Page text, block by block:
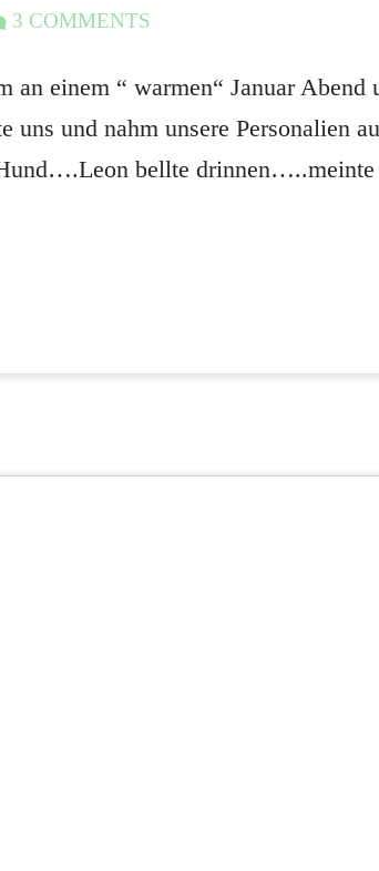
3 COMMENTS
an einem “ warmen“ Januar
uns und nahm unsere Personalien
bellte drinnen…..meinte